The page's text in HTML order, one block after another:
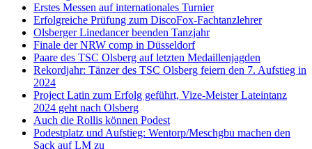
Erstes Messen auf internationales Turnier
Erfolgreiche Prüfung zum DiscoFox-Fachtanzlehrer
Olsberger Linedancer beenden Tanzjahr
Finale der NRW comp in Düsseldorf
Paare des TSC Olsberg auf letzten Medaillenjagden
Rekordjahr: Tänzer des TSC Olsberg feiern den 7. Aufstieg in
2024
Project Latin zum Erfolg geführt, Vize-Meister Lateintanz
2024 geht nach Olsberg
Auch die Rollis können Podest
Podestplatz und Aufstieg: Wentorp/Meschgbu machen den
Sack auf LM zu